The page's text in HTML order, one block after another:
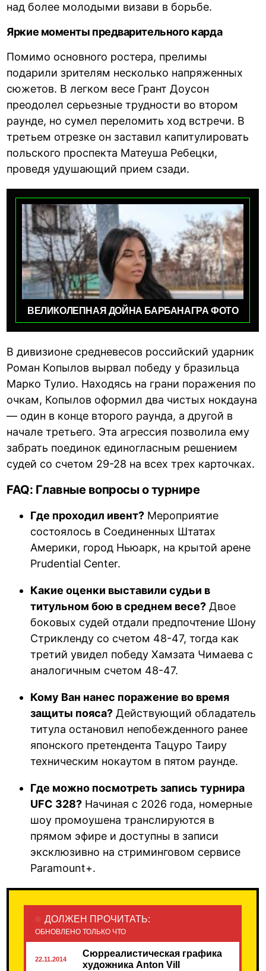
над более молодыми визави в борьбе.
Яркие моменты предварительного карда
Помимо основного ростера, прелимы
подарили зрителям несколько напряженных
сюжетов. В легком весе Грант Доусон
преодолел серьезные трудности во втором
раунде, но сумел переломить ход встречи. В
третьем отрезке он заставил капитулировать
польского проспекта Матеуша Ребецки,
проведя удушающий прием сзади.
ВЕЛИКОЛЕПНАЯ ДОЙНА БАРБАНАГРА ФОТО
В дивизионе средневесов российский ударник
Роман Копылов вырвал победу у бразильца
Марко Тулио. Находясь на грани поражения по
очкам, Копылов оформил два чистых нокдауна
— один в конце второго раунда, а другой в
начале третьего. Эта агрессия позволила ему
забрать поединок единогласным решением
судей со счетом 29-28 на всех трех карточках.
FAQ: Главные вопросы о турнире
Где проходил ивент? Мероприятие
состоялось в Соединенных Штатах
Америки, город Ньюарк, на крытой арене
Prudential Center.
Какие оценки выставили судьи в
титульном бою в среднем весе? Двое
боковых судей отдали предпочтение Шону
Стрикленду со счетом 48-47, тогда как
третий увидел победу Хамзата Чимаева с
аналогичным счетом 48-47.
Кому Ван нанес поражение во время
защиты пояса? Действующий обладатель
титула остановил непобежденного ранее
японского претендента Тацуро Таиру
техническим нокаутом в пятом раунде.
Где можно посмотреть запись турнира
UFC 328? Начиная с 2026 года, номерные
шоу промоушена транслируются в
прямом эфире и доступны в записи
эксклюзивно на стриминговом сервисе
Paramount+.
ДОЛЖЕН ПРОЧИТАТЬ:
ОБНОВЛЕНО ТОЛЬКО ЧТО
22.11.2014
Сюрреалистическая графика
художника Anton Vill